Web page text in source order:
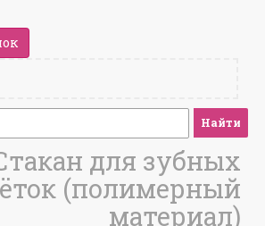
Найти
для зубных
(полимерный
материал)